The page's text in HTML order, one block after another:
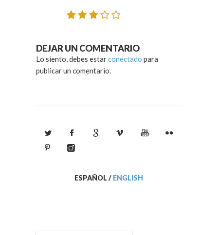
DEJAR UN COMENTARIO
Lo siento, debes estarconectado para
publicar un comentario.
ESPAÑOL / ENGLISH